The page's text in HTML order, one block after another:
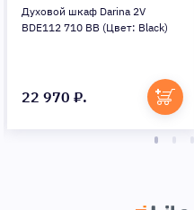
Духовой шкаф Darina 2V
BDE112 710 BB (Цвет: Black)
22 970 ₽.